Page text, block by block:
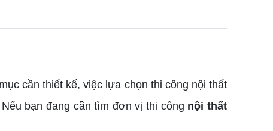
cần thiết kế, việc lựa chọn thi công nội thất
bạn đang cần tìm đơn vị thi công nội thất